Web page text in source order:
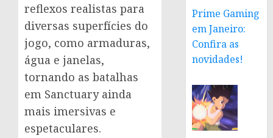
reflexos realistas para
diversas superfícies do
jogo, como armaduras,
água e janelas,
tornando as batalhas
em Sanctuary ainda
mais imersivas e
espetaculares.
Prime Gaming
em Janeiro:
Confira as
novidades!